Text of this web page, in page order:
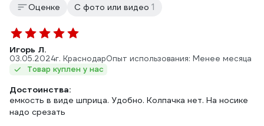
Оценке С фото или видео 1
Игорь Л.
03.05.2024г. КраснодарОпыт использования: Менее месяца
Товар куплен у нас
Достоинства:
емкость в виде шприца. Удобно. Колпачка нет. На носике
надо срезать